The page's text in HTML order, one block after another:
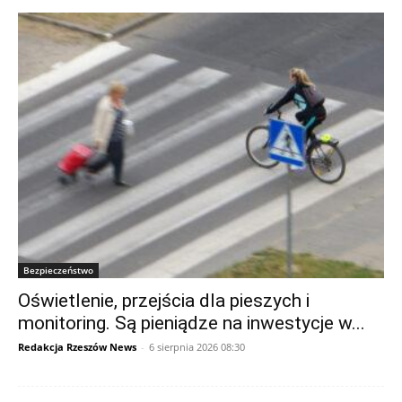
Bezpieczeństwo
Oświetlenie, przejścia dla pieszych i
monitoring. Są pieniądze na inwestycje w...
Redakcja Rzeszów News - 6 sierpnia 2026 08:30